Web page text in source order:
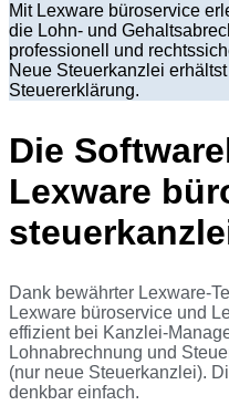
Mit Lexware büroservice
die Lohn- und
professionell und
Neue Steuerkanzlei
Steuererklärung.
Die
Lexware
Dank bewährter Lexware-
Lexware büroservice und
effizient bei Kanzlei-
Lohnabrechnung und
(nur neue Steuerkanzlei).
denkbar einfach.